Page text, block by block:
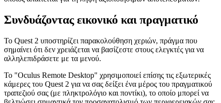
διακοπή συμφωνίας. Λάβετε υπόψη ότι όλα τα δεδομένα
οποίος απαιτείται για τη λήψη αξιοποιήσιμων αποτελεσμάτων.
Συνδυάζοντας εικονικό και πραγματικό
Το Quest 2 υποστηρίζει παρακολούθηση χεριών, πράγμα που
σημαίνει ότι δεν χρειάζεται να βασίζεστε στους ελεγκτές για να
αλληλεπιδράσετε με τα μενού.